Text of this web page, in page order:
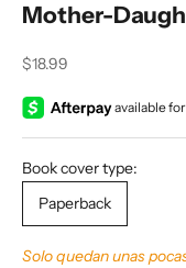
Mother-
Precio de oferta
$18.99
Book cover type:
Paperback
Solo quedan unas